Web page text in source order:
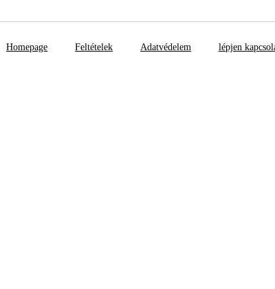
Homepage Feltételek Adatvédelem lépjen